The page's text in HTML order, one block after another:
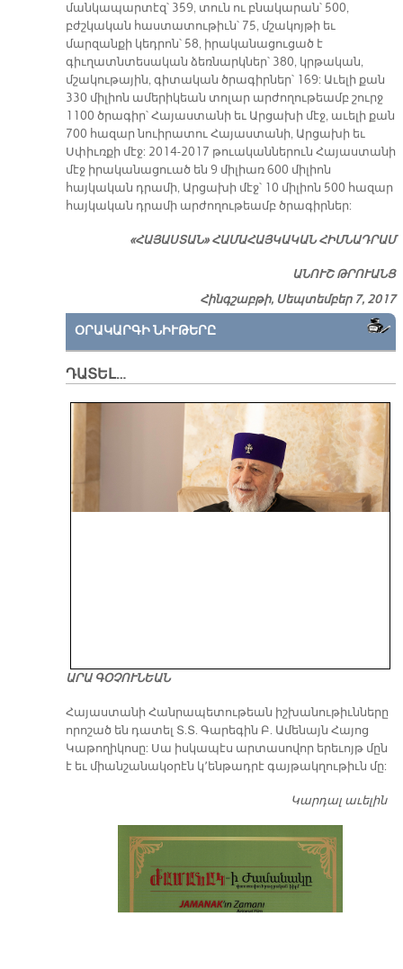
մանկապարտէզ՝ 359, տուն ու բնակարան՝ 500,
բժշկական հաստատութիւն՝ 75, մշակոյթի եւ
մարզանքի կեդրոն՝ 58, իրականացուցած է
գիւղատնտեսական ձեռնարկներ՝ 380, կրթական,
մշակութային, գիտական ծրագիրներ՝ 169: Աւելի քան
330 միլիոն ամերիկեան տոլար արժողութեամբ շուրջ
1100 ծրագիր՝ Հայաստանի եւ Արցախի մէջ, աւելի քան
700 հազար նուիրատու Հայաստանի, Արցախի եւ
Սփիւռքի մէջ: 2014-2017 թուականներուն Հայաստանի
մէջ իրականացուած են 9 միլիառ 600 միլիոն
հայկական դրամի, Արցախի մէջ՝ 10 միլիոն 500 հազար
հայկական դրամի արժողութեամբ ծրագիրներ:
«ՀԱՅԱՍՏԱՆ» ՀԱՄԱՀԱՅԿԱԿԱՆ ՀԻՄՆԱԴՐԱՄ
ԱՆՈՒՇ ԹՐՈՒԱՆՑ
Հինգշաբթի, Սեպտեմբեր 7, 2017
ՕՐԱԿԱՐԳԻ ՆԻՒԹԵՐԸ
ԴԱՏԵԼ…
ԱՐԱ ԳՕՉՈՒՆԵԱՆ
​Հայաստանի Հանրապետութեան իշխանութիւնները
որոշած են դատել Տ.Տ. Գարեգին Բ. Ամենայն Հայոց
Կաթողիկոսը: Սա իսկապէս արտասովոր երեւոյթ մըն
է եւ միանշանակօրէն կ՚ենթադրէ գայթակղութիւն մը:
Կարդալ աւելին